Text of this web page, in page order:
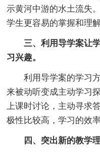
示黄河中游的水土流失
学生更容易的掌握和理
三、利用导学案让
习兴趣。
利用导学案的学习方
来被动听变成主动学习
上课时讨论，主动寻求
极性比较高，学习的效
四、突出新的教学